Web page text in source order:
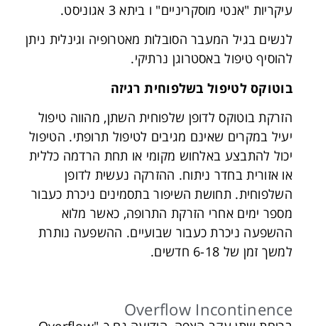
עיקריות "אנטי מוסקריניים" ו ביתא 3 אגוניסט.
לנשים בגיל המעבר הסובלות מאטרופיה וגינלית ניתן
להוסיף טיפול באסטרוגן נרתיקי.
בוטוקס לטיפול בשלפוחית רגיזה
הזרקת בוטוקס לדופן שלפוחית השתן, מהווה טיפול
יעיל במקרים שאינם מגיבים לטיפול תרופתי. הטיפול
יכול להתבצע באלחוש מקומי או תחת הרדמה כללית
או אזורית בחדר ניתוח. ההזרקה נעשית לדופן
השלפוחית. תחושת השיפור בתסמינים ניכרת כעבור
מספר ימים אחרי הזרקת התרופה, כאשר מלוא
ההשפעה ניכרת כעבור שבועיים. ההשפעה נותרת
למשך זמן של 6-18 חדשים.
Overflow Incontinence